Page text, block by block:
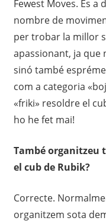
Fewest Moves. És
nombre de
per trobar la millor
apassionant, ja
sinó també
com a categoria
«friki» resoldre el
ho he fet mai!
També organitzeu
el cub de Rubik?
Correcte.
organitzem sota